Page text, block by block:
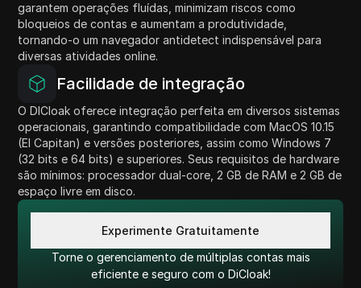
garantem operações fluídas, minimizam riscos como
bloqueios de contas e aumentam a produtividade,
tornando-o um navegador antidetect indispensável para
diversas atividades online.
Facilidade de integração
O DICloak oferece integração perfeita em diversos sistemas
operacionais, garantindo compatibilidade com MacOS 10.15
(El Capitan) e versões posteriores, assim como Windows 7
(32 bits e 64 bits) e superiores. Seus requisitos de hardware
são mínimos: processador dual-core, 2 GB de RAM e 2 GB de
espaço livre em disco.
Experimente Gratuitamente
Torne o gerenciamento de múltiplas contas mais
eficiente e seguro com o DiCloak!